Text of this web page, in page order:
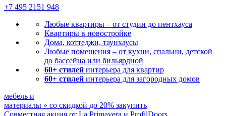
+7 495 2151 948
Любые квартиры – от студии до пентхауса
Квартиры в новостройке
Дома, коттеджи, таунхаусы
Любые помещения – от кухни, спальни, детской
до бассейна или бильярдной
60+ стилей интерьера для квартир
60+ стилей интерьера для загородных домов
мебель и
материалы » со скидкой до 20% закупить
Совместная акция от La Primavera и ProfilDoors